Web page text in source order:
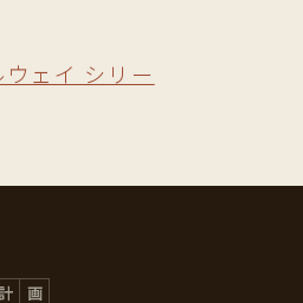
ェイ シリー